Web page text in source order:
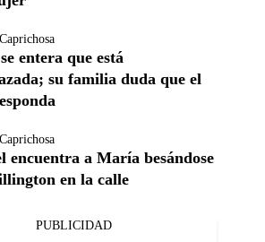
entera que está
su familia duda que el
encuentra a María besándose
en la calle
PUBLICIDAD